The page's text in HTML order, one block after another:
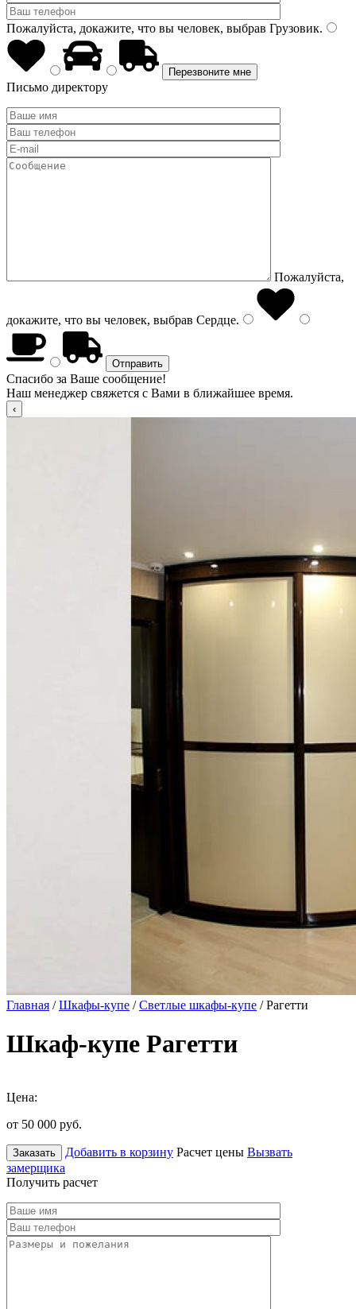
Пожалуйста, докажите, что вы человек, выбрав Грузовик.
Письмо директору
Пожалуйста,
докажите, что вы человек, выбрав Сердце.
Спасибо за Ваше сообщение!
Наш менеджер свяжется с Вами в ближайшее время.
Главная /Шкафы-купе /Светлые шкафы-купе / Рагетти
Шкаф-купе Рагетти
Цена:
от 50 000 руб.
Заказать Добавить в корзину Расчет цены Вызвать
замерщика
Получить расчет